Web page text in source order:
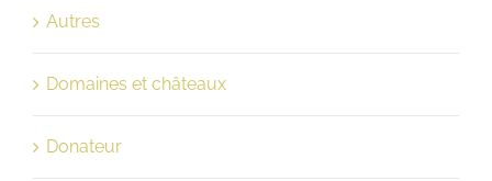
Autres
Domaines et châteaux
Donateur